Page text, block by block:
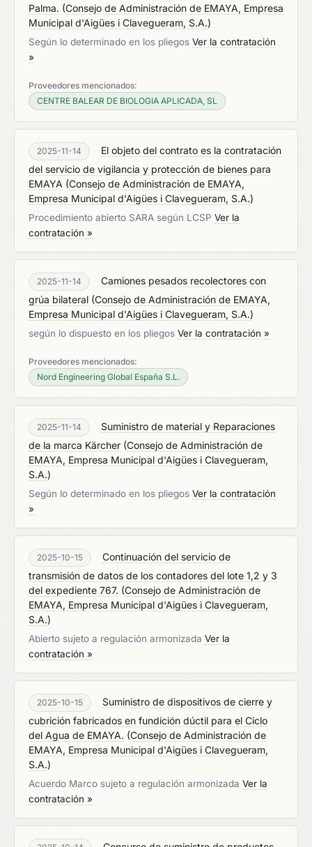
Palma. (Consejo de Administración de EMAYA, Empresa
Municipal d'Aigües i Clavegueram, S.A.)
Según lo determinado en los pliegos Ver la contratación
»
Proveedores mencionados:
CENTRE BALEAR DE BIOLOGIA APLICADA, SL
2025-11-14
El objeto del contrato es la contratación
del servicio de vigilancia y protección de bienes para
EMAYA (Consejo de Administración de EMAYA,
Empresa Municipal d'Aigües i Clavegueram, S.A.)
Procedimiento abierto SARA según LCSP Ver la
contratación »
2025-11-14
Camiones pesados recolectores con
grúa bilateral (Consejo de Administración de EMAYA,
Empresa Municipal d'Aigües i Clavegueram, S.A.)
según lo dispuesto en los pliegos Ver la contratación »
Proveedores mencionados:
Nord Engineering Global España S.L.
2025-11-14
Suministro de material y Reparaciones
de la marca Kärcher (Consejo de Administración de
EMAYA, Empresa Municipal d'Aigües i Clavegueram,
S.A.)
Según lo determinado en los pliegos Ver la contratación
»
2025-10-15
Continuación del servicio de
transmisión de datos de los contadores del lote 1,2 y 3
del expediente 767. (Consejo de Administración de
EMAYA, Empresa Municipal d'Aigües i Clavegueram,
S.A.)
Abierto sujeto a regulación armonizada Ver la
contratación »
2025-10-15
Suministro de dispositivos de cierre y
cubrición fabricados en fundición dúctil para el Ciclo
del Agua de EMAYA. (Consejo de Administración de
EMAYA, Empresa Municipal d'Aigües i Clavegueram,
S.A.)
Acuerdo Marco sujeto a regulación armonizada Ver la
contratación »